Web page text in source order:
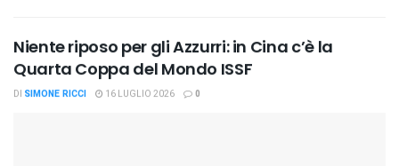
Niente riposo per gli Azzurri: in Cina c’è la
Quarta Coppa del Mondo ISSF
DI SIMONE RICCI 16 LUGLIO 2026 0